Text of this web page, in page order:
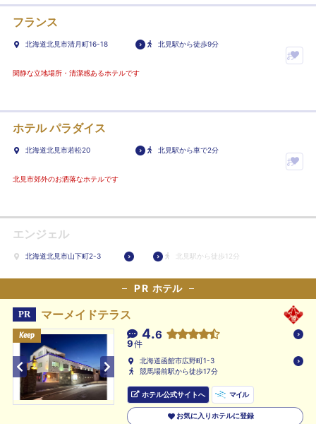
フランス
北海道北見市清月町16-18 北見駅から徒歩9分
お
テ
ル
録
閑静な立地場所・清潔感あるホテルです
ホテル パラダイス
北海道北見市若松20 北見駅から車で2分
お
登
録
北見市郊外のお洒落なホテルです
エンジェル
北海道北見市山下町2-3 北見駅から徒歩12分
PR ホテル
PR マーメイドテラス
Keep Keep 4.6
9件
北海道函館市広野町1-3
競馬場前駅から徒歩17分
ホテル公式サイトへ マイル
お気に入りホテルに登録